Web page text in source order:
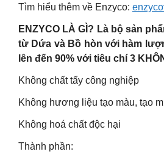
Tìm hiểu thêm về Enzyco:
ENZYCO LÀ GÌ? Là bộ sản
từ Dứa và Bồ hòn với hàm
lên đến 90% với tiêu chí 3
Không chất tẩy công nghiệp
Không hương liệu tạo màu, tạo
Không hoá chất độc hại
Thành phần: